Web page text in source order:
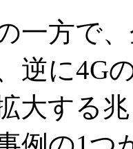
一方で、
逆に4G
大する